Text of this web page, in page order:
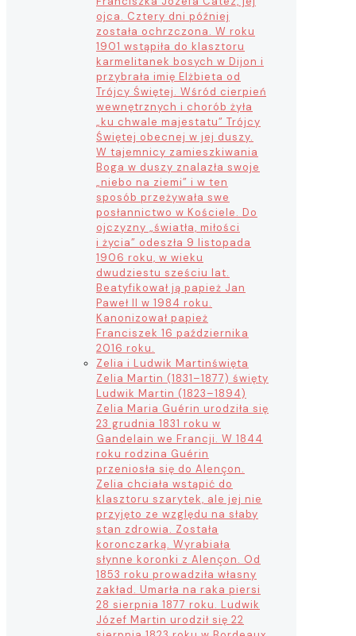
ojca. Cztery dni później
została ochrzczona. W roku
1901 wstąpiła do klasztoru
karmelitanek bosych w Dijon i
przybrała imię Elżbieta od
Trójcy Świętej. Wśród cierpień
wewnętrznych i chorób żyła
„ku chwale majestatu” Trójcy
Świętej obecnej w jej duszy.
W tajemnicy zamieszkiwania
Boga w duszy znalazła swoje
„niebo na ziemi” i w ten
sposób przeżywała swe
posłannictwo w Kościele. Do
ojczyzny „światła, miłości
i życia” odeszła 9 listopada
1906 roku, w wieku
dwudziestu sześciu lat.
Beatyfikował ją papież Jan
Paweł II w 1984 roku.
Kanonizował papież
Franciszek 16 października
2016 roku.
Zelia i Ludwik Martinświęta
Zelia Martin (1831–1877) święty
Ludwik Martin (1823–1894)
Zelia Maria Guérin urodziła się
23 grudnia 1831 roku w
Gandelain we Francji. W 1844
roku rodzina Guérin
przeniosła się do Alençon.
Zelia chciała wstąpić do
klasztoru szarytek, ale jej nie
przyjęto ze względu na słaby
stan zdrowia. Została
koronczarką. Wyrabiała
słynne koronki z Alençon. Od
1853 roku prowadziła własny
zakład. Umarła na raka piersi
28 sierpnia 1877 roku. Ludwik
Józef Martin urodził się 22